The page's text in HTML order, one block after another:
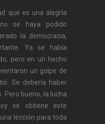
que es una alegría
se haya podido
la democracia,
Ya se había
pero en un hecho
un golpe de
Se debería haber
Pero bueno, la lucha
se obtiene este
lección para toda